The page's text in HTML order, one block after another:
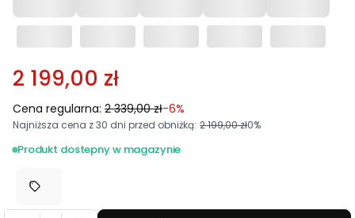
2 199,00 zł
Cena regularna: 2 339,00 zł-6%
Najniższa cena z 30 dni przed obniżką: 2 199,00 zł0%
Produkt dostepny w magazynie